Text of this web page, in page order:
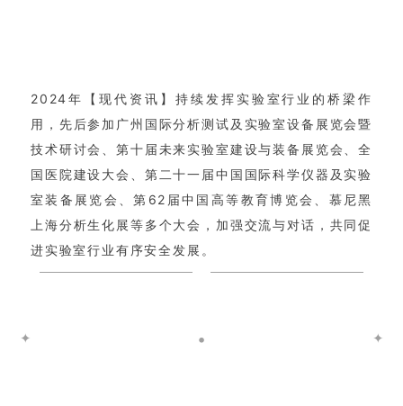
2024年【现代资讯】持续发挥实验室行业的桥梁作
用，先后参加广州国际分析测试及实验室设备展览会暨
技术研讨会、第十届未来实验室建设与装备展览会、全
国医院建设大会、第二十一届中国国际科学仪器及实验
室装备展览会、第62届中国高等教育博览会、慕尼黑
上海分析生化展等多个大会，加强交流与对话，共同促
进实验室行业有序安全发展。
✦ • ✦